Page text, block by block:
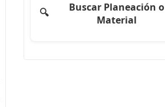
🔍
Buscar Planeación o
Material